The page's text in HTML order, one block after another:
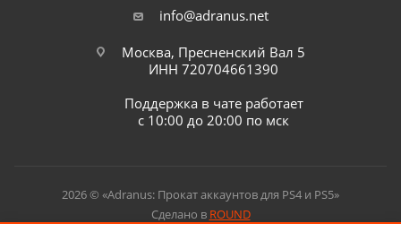
info@adranus.net
Москва, Пресненский Вал 5
ИНН 720704661390
Поддержка в чате работает
с 10:00 до 20:00 по мск
2026 © «Adranus: Прокат аккаунтов для PS4 и PS5»
Сделано в ROUND